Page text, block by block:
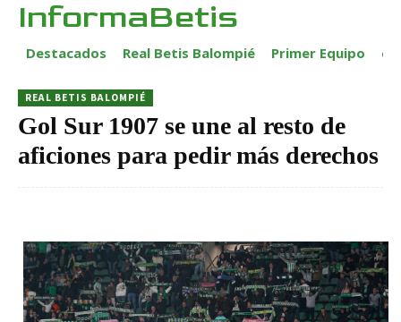
InformaBetis
Destacados Real Betis Balompié Primer Equipo
REAL BETIS BALOMPIÉ
Gol Sur 1907 se une al resto de
aficiones para pedir más derechos